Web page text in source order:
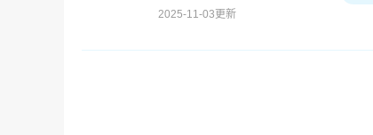
2025-11-03更新